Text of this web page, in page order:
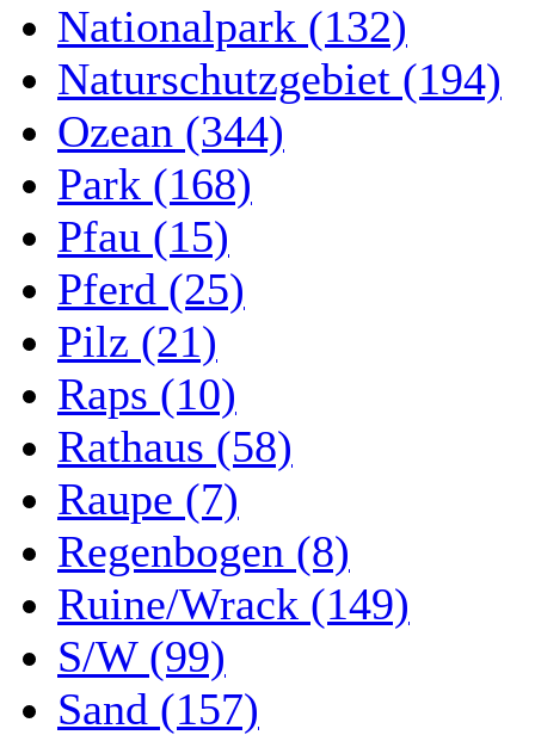
Nationalpark (132)
Naturschutzgebiet (194)
Ozean (344)
Park (168)
Pfau (15)
Pferd (25)
Pilz (21)
Raps (10)
Rathaus (58)
Raupe (7)
Regenbogen (8)
Ruine/Wrack (149)
S/W (99)
Sand (157)